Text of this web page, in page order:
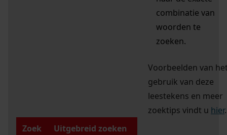
combinatie van
woorden te
zoeken.
Voorbeelden van
gebruik van deze
leestekens en meer
zoektips vindt u hier.
Zoek
Uitgebreid zoeken